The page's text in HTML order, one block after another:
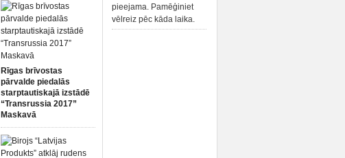
Rīgas brīvostas
pārvalde piedalās
starptautiskajā izstādē
“Transrussia 2017”
Maskavā
pieejama. Pamēģiniet
vēlreiz pēc kāda laika.